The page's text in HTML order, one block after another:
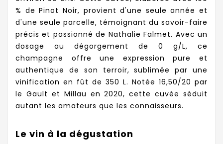
% de Pinot Noir, provient d'une seule année et
d'une seule parcelle, témoignant du savoir-faire
précis et passionné de Nathalie Falmet. Avec un
dosage au dégorgement de 0 g/L, ce
champagne offre une expression pure et
authentique de son terroir, sublimée par une
vinification en fût de 350 L. Notée 16,50/20 par
le Gault et Millau en 2020, cette cuvée séduit
autant les amateurs que les connaisseurs.
Le vin à la dégustation